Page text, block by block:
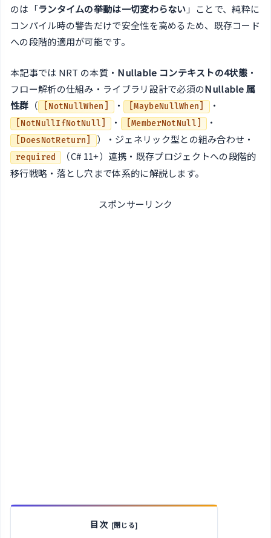
のは「ランタイムの挙動は一切変わらない 」ことで、純粋に
コンパイル時の警告だけで安全性を高めるため、既存コード
への段階的適用が可能です。
本記事では NRT の本質・ Nullable コンテキストの4状態・
フロー解析の仕組み・ライブラリ設計で必須のNullable 属
性群 （ [NotNullWhen] ・ [MaybeNullWhen] ・
[NotNullIfNotNull] ・ [MemberNotNull] ・
[DoesNotReturn] ）・ジェネリック型との組み合わせ・
required
（C# 11+）連携・既存プロジェクトへの段階的
移行戦略・落とし穴まで体系的に解説します。
スポンサーリンク
目次